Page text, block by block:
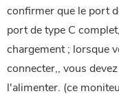
confirmer que le port
port de type C
chargement ; lorsque
connecter,, vous
l'alimenter. (ce